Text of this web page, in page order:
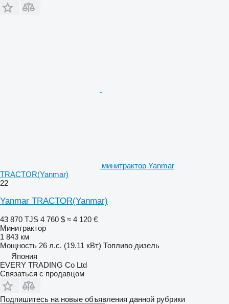
минитрактор Yanmar
TRACTOR(Yanmar)
22
Yanmar TRACTOR(Yanmar)
43 870 TJS 4 760 $ ≈ 4 120 €
Минитрактор
1 843 км
Мощность 26 л.с. (19.11 кВт) Топливо дизель
Япония
EVERY TRADING Co Ltd
Связаться с продавцом
Подпишитесь на новые объявления данной рубрики